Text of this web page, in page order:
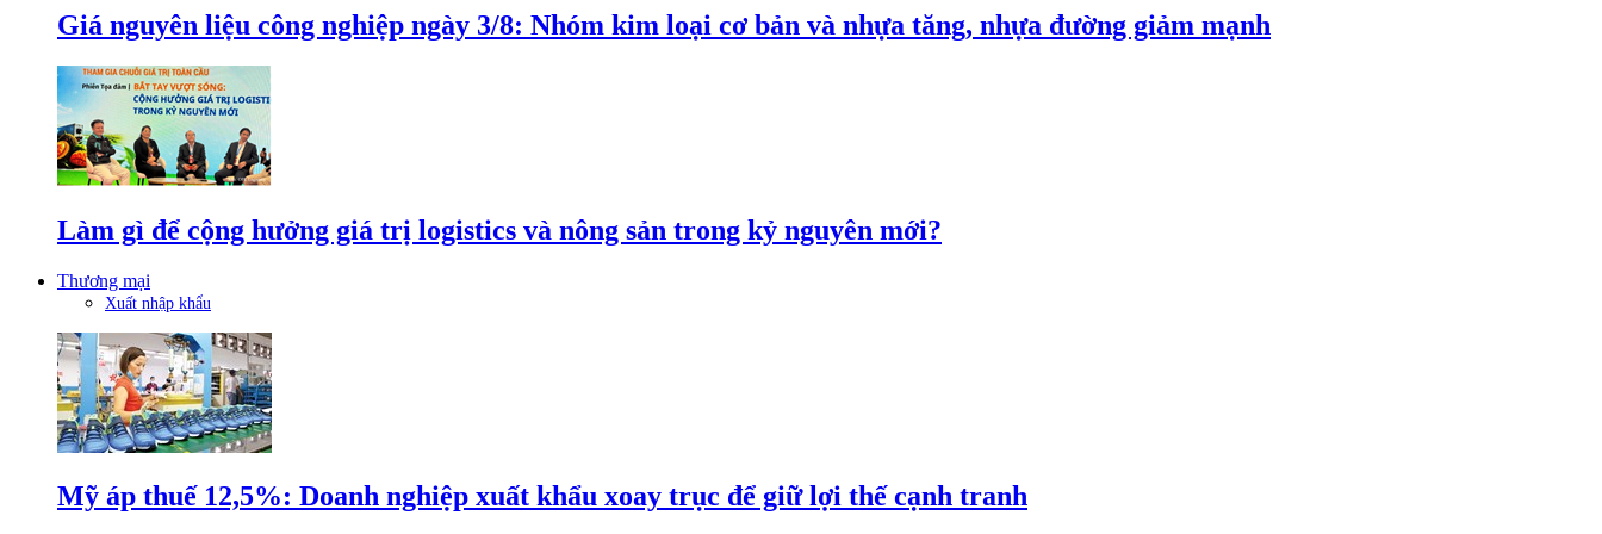
Giá nguyên liệu công nghiệp ngày 3/8: Nhóm kim loại cơ bản và nhựa tăng, nhựa đường giảm mạnh
Làm gì để cộng hưởng giá trị logistics và nông sản trong kỷ nguyên mới?
Thương mại
Xuất nhập khẩu
Mỹ áp thuế 12,5%: Doanh nghiệp xuất khẩu xoay trục để giữ lợi thế cạnh tranh